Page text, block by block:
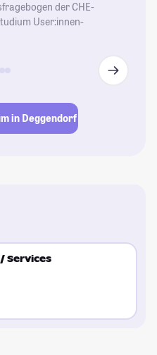
der CHE-
User:innen-
in Deggendorf
Services